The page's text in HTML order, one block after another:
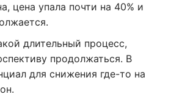
цена упала почти на 40% и
длительный процесс,
продолжаться. В
для снижения где-то на